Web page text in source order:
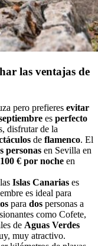
las ventajas de
pero prefieres evitar
es perfecto
disfrutar de la
de flamenco. El
personas en Sevilla en
100 € por noche en
Islas Canarias es
es ideal para
para dos personas a
como Cofete,
de Aguas Verdes
muy atractivo.